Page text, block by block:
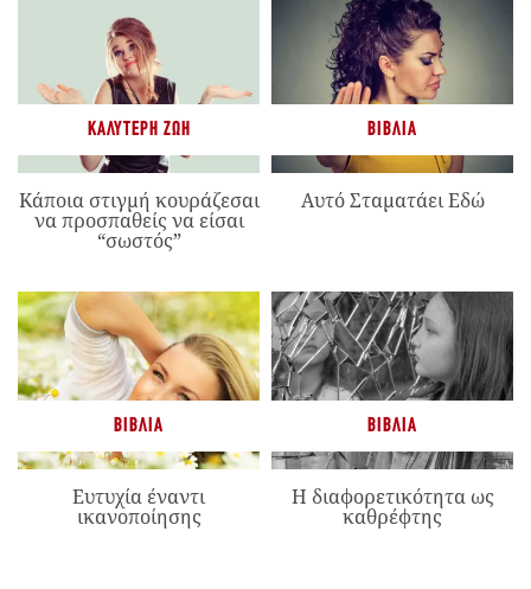
ΚΑΛΎΤΕΡΗ ΖΩΉ
Κάποια στιγμή κουράζεσαι
να προσπαθείς να είσαι
“σωστός”
ΒΙΒΛΊΑ
Αυτό Σταματάει Εδώ
ΒΙΒΛΊΑ
Ευτυχία έναντι
ικανοποίησης
ΒΙΒΛΊΑ
Η διαφορετικότητα ως
καθρέφτης